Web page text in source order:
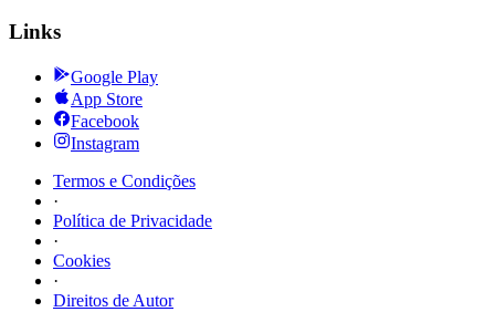
Links
Google Play
App Store
Facebook
Instagram
Termos e Condições
·
Política de Privacidade
·
Cookies
·
Direitos de Autor